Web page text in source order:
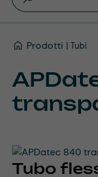
Prodotti Tubi
Tubo